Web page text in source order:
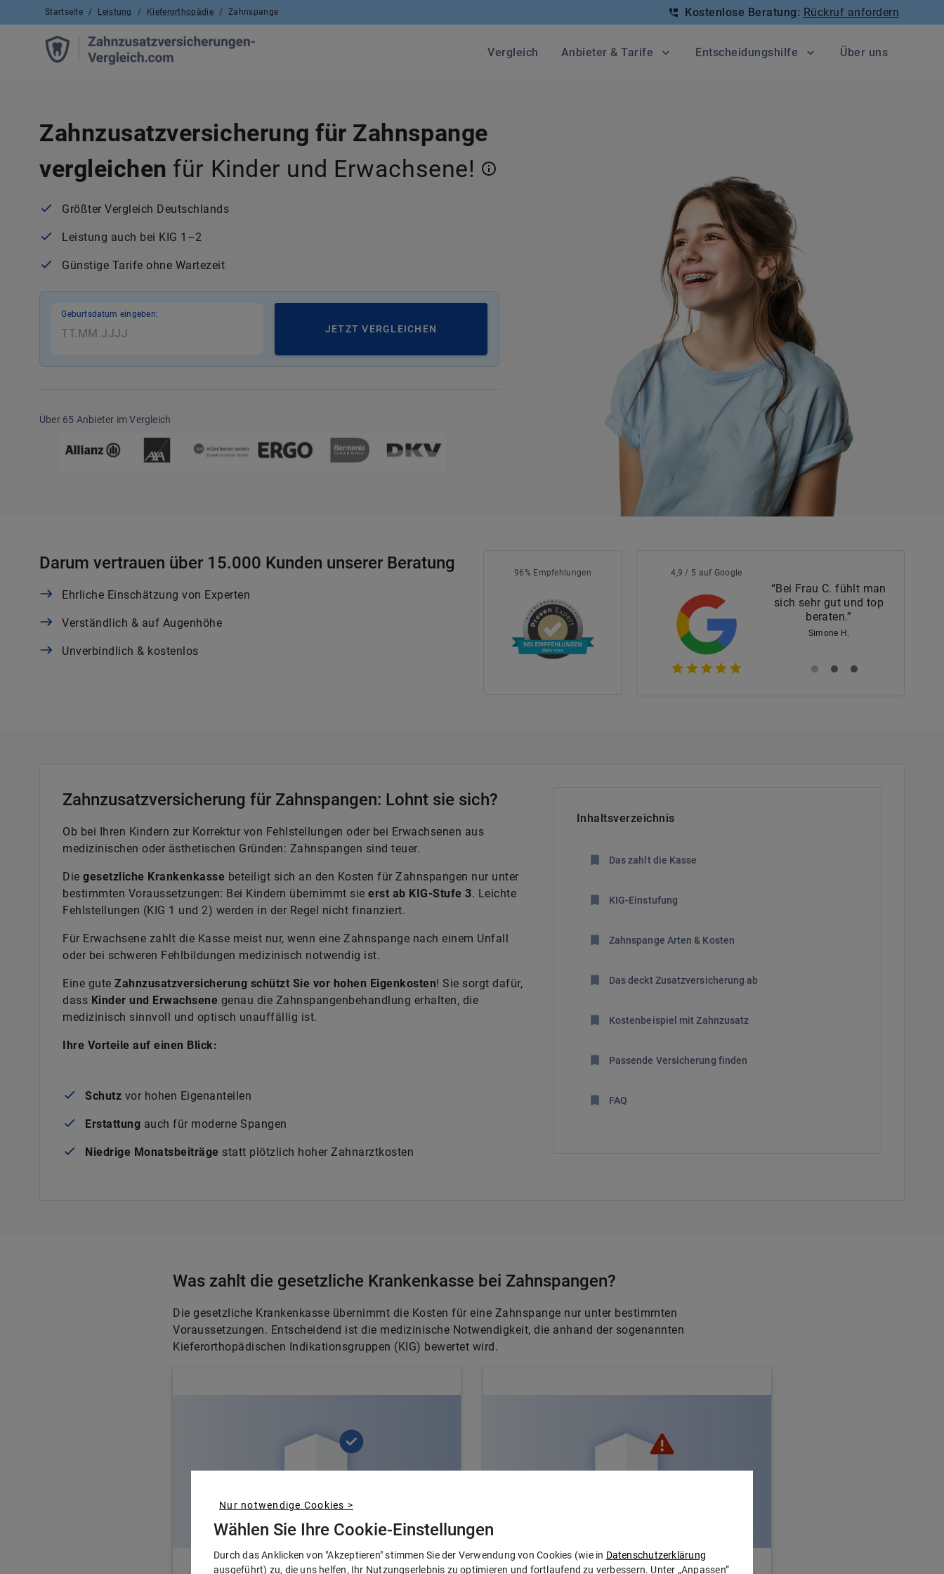
Startseite / Leistung / Kieferorthopädie / Zahnspange Kostenlose Beratung: Rückruf anfordern
Vergleich Anbieter & Tarife Entscheidungshilfe Über uns
Zahnzusatzversicherung für Zahnspange
vergleichen für Kinder und Erwachsene!
Größter Vergleich Deutschlands
Leistung auch bei KIG 1–2
Günstige Tarife ohne Wartezeit
Geburtsdatum eingeben:
JETZT VERGLEICHEN
Über 65 Anbieter im Vergleich
Darum vertrauen über 15.000 Kunden unserer Beratung
Ehrliche Einschätzung von Experten
Verständlich & auf Augenhöhe
Unverbindlich & kostenlos
96% Empfehlungen 4,9 / 5 auf Google
“Bei Frau C. fühlt man
sich sehr gut und top
beraten.”
Simone H.
Zahnzusatzversicherung für Zahnspangen: Lohnt sie sich?
Ob bei Ihren Kindern zur Korrektur von Fehlstellungen oder bei Erwachsenen aus
medizinischen oder ästhetischen Gründen: Zahnspangen sind teuer.
Die gesetzliche Krankenkasse beteiligt sich an den Kosten für Zahnspangen nur unter
bestimmten Voraussetzungen: Bei Kindern übernimmt sie erst ab KIG-Stufe 3. Leichte
Fehlstellungen (KIG 1 und 2) werden in der Regel nicht finanziert.
Für Erwachsene zahlt die Kasse meist nur, wenn eine Zahnspange nach einem Unfall
oder bei schweren Fehlbildungen medizinisch notwendig ist.
Eine gute Zahnzusatzversicherung schützt Sie vor hohen Eigenkosten! Sie sorgt dafür,
dass Kinder und Erwachsene genau die Zahnspangenbehandlung erhalten, die
medizinisch sinnvoll und optisch unauffällig ist.
Ihre Vorteile auf einen Blick:
Schutz vor hohen Eigenanteilen
Erstattung auch für moderne Spangen
Niedrige Monatsbeiträge statt plötzlich hoher Zahnarztkosten
Inhaltsverzeichnis
Das zahlt die Kasse
KIG-Einstufung
Zahnspange Arten & Kosten
Das deckt Zusatzversicherung ab
Kostenbeispiel mit Zahnzusatz
Passende Versicherung finden
FAQ
Was zahlt die gesetzliche Krankenkasse bei Zahnspangen?
Die gesetzliche Krankenkasse übernimmt die Kosten für eine Zahnspange nur unter bestimmten
Voraussetzungen. Entscheidend ist die medizinische Notwendigkeit, die anhand der sogenannten
Kieferorthopädischen Indikationsgruppen (KIG) bewertet wird.
Nur notwendige Cookies >
Wählen Sie Ihre Cookie-Einstellungen
Durch das Anklicken von "Akzeptieren" stimmen Sie der Verwendung von Cookies (wie in Datenschutzerklärung
ausgeführt) zu, die uns helfen, Ihr Nutzungserlebnis zu optimieren und fortlaufend zu verbessern. Unter „Anpassen”